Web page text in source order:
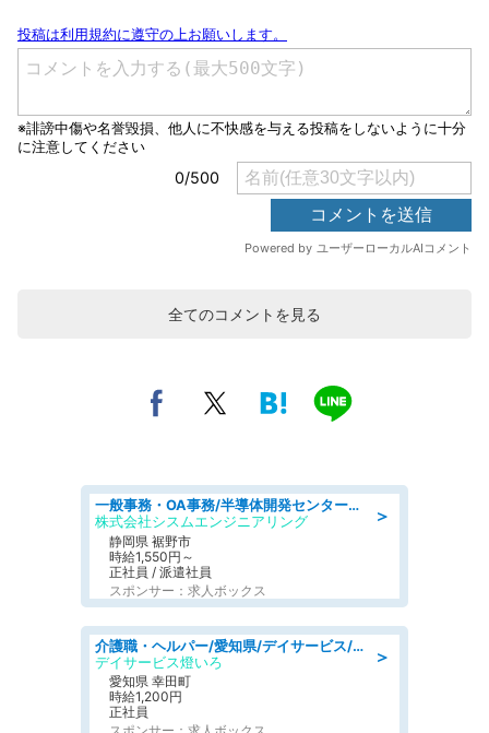
全てのコメントを見る
＞
一般事務・OA事務/半導体開発センター内で事務&軽作業スタッフ、募集
株式会社シスムエンジニアリング
静岡県 裾野市
時給1,550円～
正社員 / 派遣社員
スポンサー：求人ボックス
＞
介護職・ヘルパー/愛知県/デイサービス/JR東海道本線 幸田/額田郡幸田町
デイサービス燈いろ
愛知県 幸田町
時給1,200円
正社員